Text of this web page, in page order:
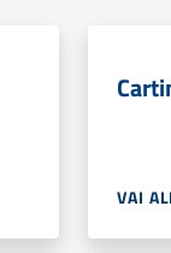
VAI